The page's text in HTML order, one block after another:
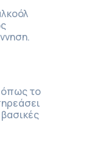
όπως το